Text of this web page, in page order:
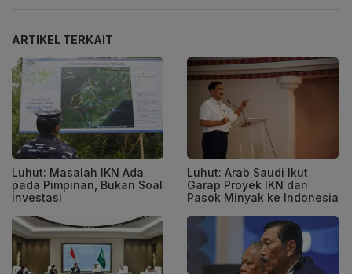
ARTIKEL TERKAIT
Luhut: Masalah IKN Ada
pada Pimpinan, Bukan Soal
Investasi
Luhut: Arab Saudi Ikut
Garap Proyek IKN dan
Pasok Minyak ke Indonesia